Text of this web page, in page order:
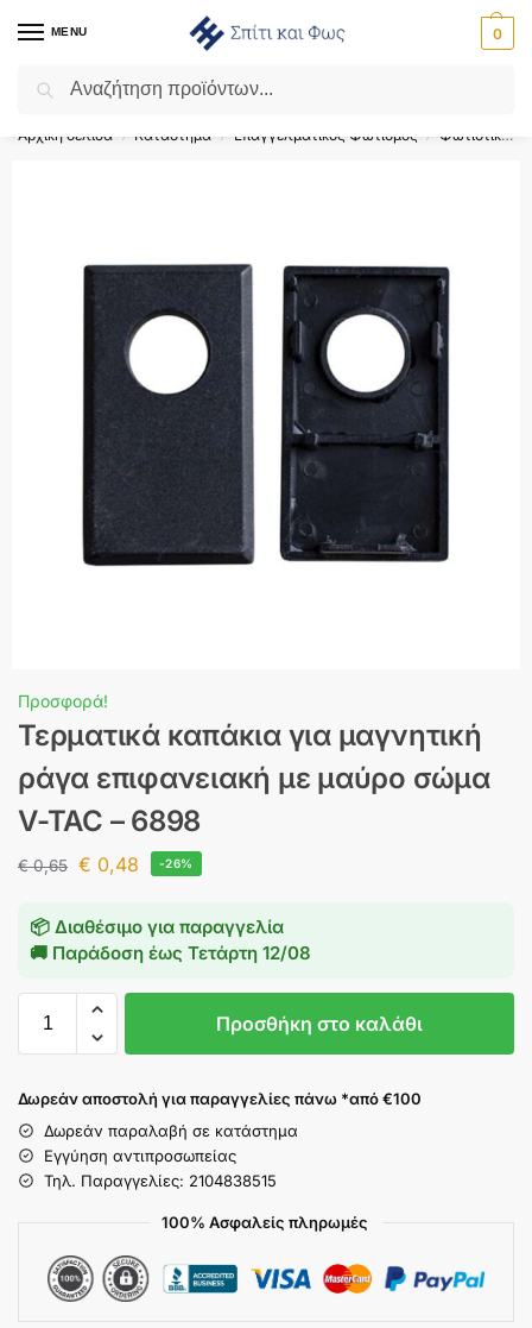
MENU 0
Flash Sale ⚡ 10% Έκπτωση με τον κωδικό ‘SPRING’!
Αρχική σελίδα / Κατάστημα / Επαγγελματικός Φωτισμός / Φωτιστικά Ράγας
Προσφορά!
Τερματικά καπάκια για μαγνητική
ράγα επιφανειακή με μαύρο σώμα
V-TAC – 6898
€0,65 € 0,48 -26%
📦 Διαθέσιμο για παραγγελία
🚚 Παράδοση έως Τετάρτη 12/08
Προσθήκη στο καλάθι
Δωρεάν αποστολή για παραγγελίες πάνω *από €100
Δωρεάν παραλαβή σε κατάστημα
Εγγύηση αντιπροσωπείας
Τηλ. Παραγγελίες: 2104838515
100% Ασφαλείς πληρωμές